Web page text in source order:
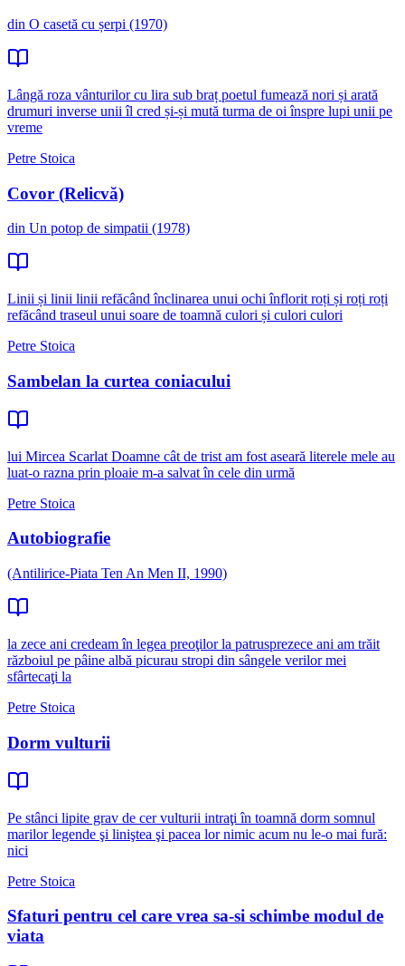
din O casetă cu șerpi (1970)
Lângă roza vânturilor cu lira sub braț poetul fumează nori și arată
drumuri inverse unii îl cred și-și mută turma de oi înspre lupi unii pe
vreme
Petre Stoica
Covor (Relicvă)
din Un potop de simpatii (1978)
Linii și linii linii refăcând înclinarea unui ochi înflorit roți și roți roți
refăcând traseul unui soare de toamnă culori și culori culori
Petre Stoica
Sambelan la curtea coniacului
lui Mircea Scarlat Doamne cât de trist am fost aseară literele mele au
luat-o razna prin ploaie m-a salvat în cele din urmă
Petre Stoica
Autobiografie
(Antilirice-Piata Ten An Men II, 1990)
la zece ani credeam în legea preoţilor la patrusprezece ani am trăit
războiul pe pâine albă picurau stropi din sângele verilor mei
sfârtecaţi la
Petre Stoica
Dorm vulturii
Pe stânci lipite grav de cer vulturii intraţi în toamnă dorm somnul
marilor legende şi liniştea şi pacea lor nimic acum nu le-o mai fură:
nici
Petre Stoica
Sfaturi pentru cel care vrea sa-si schimbe modul de
viata